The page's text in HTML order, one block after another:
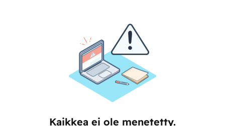
Kaikkea ei ole menetetty.